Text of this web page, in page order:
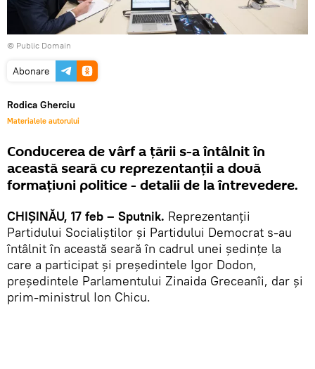
© Public Domain
Abonare
Rodica Gherciu
Materialele autorului
Conducerea de vârf a țării s-a întâlnit în
această seară cu reprezentanții a două
formațiuni politice - detalii de la întrevedere.
CHIȘINĂU, 17 feb – Sputnik. Reprezentanții
Partidului Socialiștilor și Partidului Democrat s-au
întâlnit în această seară în cadrul unei ședințe la
care a participat și președintele Igor Dodon,
președintele Parlamentului Zinaida Greceanîi, dar și
prim-ministrul Ion Chicu.